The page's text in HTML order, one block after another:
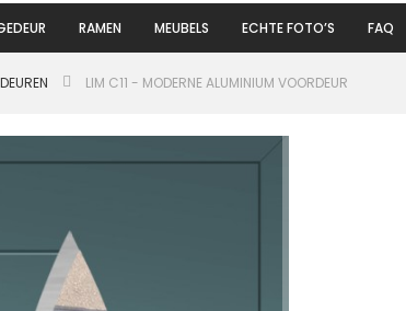
RAMEN MEUBELS ECHTE FOTO’S FAQ
LIM C11 - MODERNE ALUMINIUM VOORDEUR